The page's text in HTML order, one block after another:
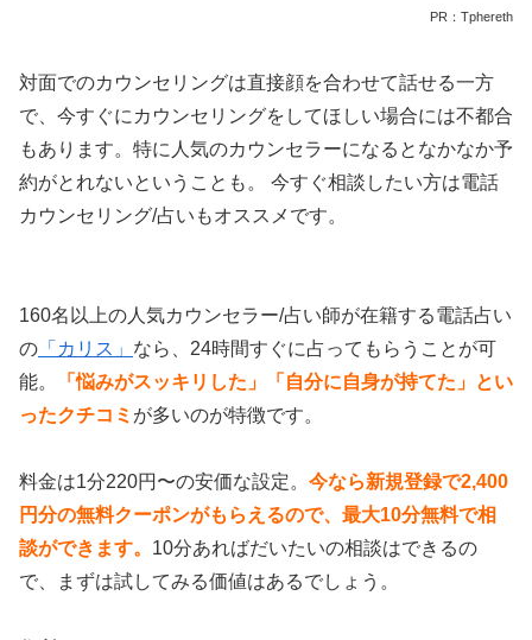
PR：Tphereth
対面でのカウンセリングは直接顔を合わせて話せる一方
で、今すぐにカウンセリングをしてほしい場合には不都合
もあります。特に人気のカウンセラーになるとなかなか予
約がとれないということも。 今すぐ相談したい方は電話
カウンセリング/占いもオススメです。
160名以上の人気カウンセラー/占い師が在籍する電話占い
の 「カリス」 なら、24時間すぐに占ってもらうことが可
能。
「悩みがスッキリした」「自分に自身が持てた」とい
ったクチコミ が多いのが特徴です。
料金は1分220円〜の安価な設定。 今なら新規登録で2,400
円分の無料クーポンがもらえるので、最大10分無料で相
談ができます。 10分あればだいたいの相談はできるの
で、まずは試してみる価値はあるでしょう。